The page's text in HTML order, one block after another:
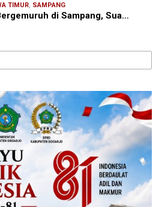
TIMUR, SAMPANG
di Sampang, Sua…